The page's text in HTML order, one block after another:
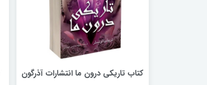
کتاب تاریکی درون ما انتشارات آذرگون